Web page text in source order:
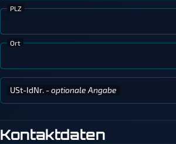
PLZ
Ort
USt-IdNr.- optionale Angabe
Kontaktdaten